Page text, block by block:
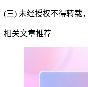
(三) 未经授权不得转载
相关文章推荐